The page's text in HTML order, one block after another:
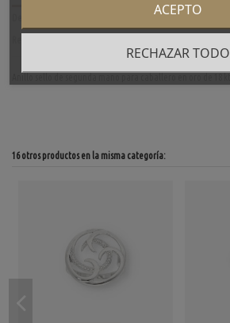
16 otros productos en la misma categoría:
RECHAZAR TODO
ACEPTO